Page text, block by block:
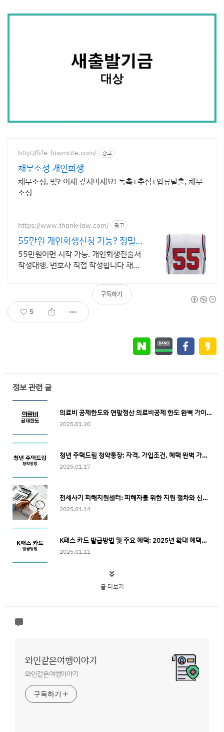
http://life-lawmate.com/ 광고
채무조정 개인회생
채무조정, 빚? 이제 갚지마세요! 독촉+추심+압류탈출, 채무
조정
https://www.thank-law.com/ 광고
55만원 개인회생신청 가능? 정밀진
단 22만원
55만원이면 시작 가능. 개인회생진술서
작성대행. 변호사 직접 작성합니다 채권
5
구독하기
정보 관련 글
의료비 공제한도와 연말정산 의료비공제 한도 완벽 가이드
2025.01.20
청년 주택드림 청약통장: 자격, 가입조건, 혜택 완벽 가이드
2025.01.17
전세사기 피해지원센터: 피해자를 위한 지원 절차와 신청 방법 총정리
2025.01.14
K패스 카드 발급방법 및 주요 혜택: 2025년 확대 혜택과 신청 절차 안내
2025.01.11
글 더보기
와인같은여행이야기
와인같은여행이야기
구독하기